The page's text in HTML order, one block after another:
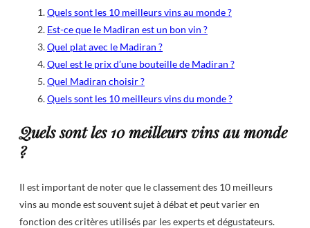
Quels sont les 10 meilleurs vins au monde ?
Est-ce que le Madiran est un bon vin ?
Quel plat avec le Madiran ?
Quel est le prix d’une bouteille de Madiran ?
Quel Madiran choisir ?
Quels sont les 10 meilleurs vins du monde ?
Quels sont les 10 meilleurs vins au monde
?
Il est important de noter que le classement des 10 meilleurs
vins au monde est souvent sujet à débat et peut varier en
fonction des critères utilisés par les experts et dégustateurs.